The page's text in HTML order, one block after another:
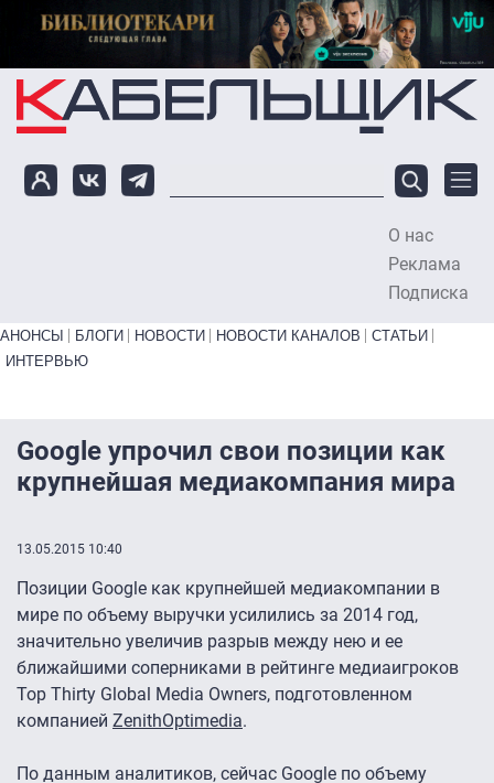
Перейти к основному содержанию
О нас
Реклама
Подписка
Primary links bottom
АНОНСЫ БЛОГИ НОВОСТИ НОВОСТИ КАНАЛОВ
СТАТЬИ
ИНТЕРВЬЮ
Google упрочил свои позиции как
крупнейшая медиакомпания мира
13.05.2015 10:40
Позиции Google как крупнейшей медиакомпании в
мире по объему выручки усилились за 2014 год,
значительно увеличив разрыв между нею и ее
ближайшими соперниками в рейтинге медиаигроков
Top Thirty Global Media Owners, подготовленном
компанией ZenithOptimedia.
По данным аналитиков, сейчас Google по объему